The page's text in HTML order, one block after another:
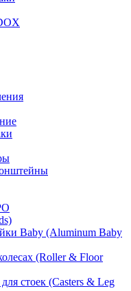
Baby (Aluminum Baby
(Roller & Floor
стоек (Casters & Leg